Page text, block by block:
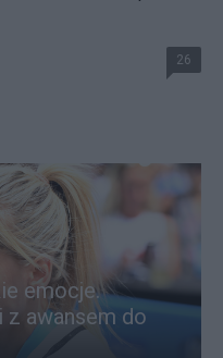
26
emocje.
z awansem do